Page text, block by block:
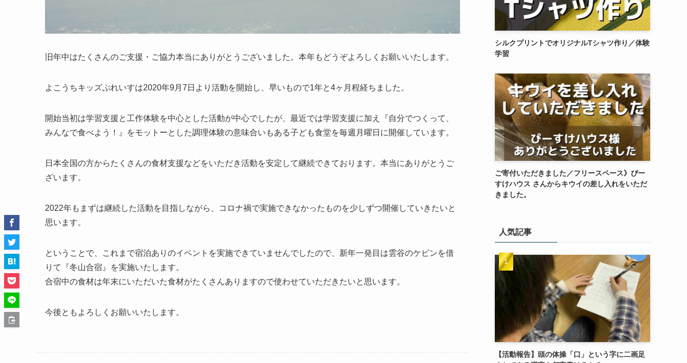
旧年中はたくさんのご支援・ご協力本当にありがとうございました。本年もどうぞよろしくお願いいたします。
よこうちキッズぷれいすは2020年9月7日より活動を開始し、早いもので1年と4ヶ月程経ちました。
開始当初は学習支援と工作体験を中心とした活動が中心でしたが、最近では学習支援に加え『自分でつくって、
みんなで食べよう！』をモットーとした調理体験の意味合いもある子ども食堂を毎週月曜日に開催しています。
日本全国の方からたくさんの食材支援などをいただき活動を安定して継続できております。本当にありがとうご
ざいます。
2022年もまずは継続した活動を目指しながら、コロナ禍で実施できなかったものを少しずつ開催していきたいと
思います。
ということで、これまで宿泊ありのイベントを実施できていませんでしたので、新年一発目は雲谷のケビンを借
りて『冬山合宿』を実施いたします。
合宿中の食材は年末にいただいた食材がたくさんありますので使わせていただきたいと思います。
今後ともよろしくお願いいたします。
シルクプリントでオリジナルTシャツ作り／体験
学習
ご寄付いただきました／フリースペース》ぴー
すけハウス さんからキウイの差し入れをいただ
きました。
人気記事
【活動報告】頭の体操「口」という字に二画足